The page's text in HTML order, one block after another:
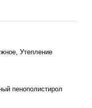
Утепление
пенополистирол